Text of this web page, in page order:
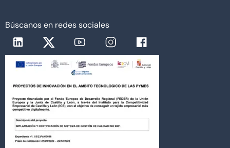
Búscanos en redes sociales